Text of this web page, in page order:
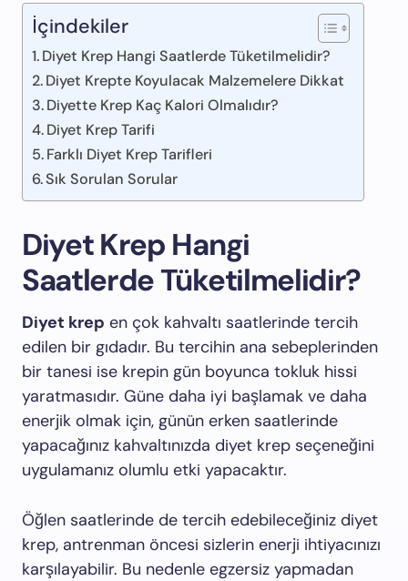
İçindekiler
Diyet Krep Hangi Saatlerde Tüketilmelidir?
Diyet Krepte Koyulacak Malzemelere Dikkat
Diyette Krep Kaç Kalori Olmalıdır?
Diyet Krep Tarifi
Farklı Diyet Krep Tarifleri
Sık Sorulan Sorular
Diyet Krep Hangi
Saatlerde Tüketilmelidir?
Diyet krep en çok kahvaltı saatlerinde tercih
edilen bir gıdadır. Bu tercihin ana sebeplerinden
bir tanesi ise krepin gün boyunca tokluk hissi
yaratmasıdır. Güne daha iyi başlamak ve daha
enerjik olmak için, günün erken saatlerinde
yapacağınız kahvaltınızda diyet krep seçeneğini
uygulamanız olumlu etki yapacaktır.
Öğlen saatlerinde de tercih edebileceğiniz diyet
krep, antrenman öncesi sizlerin enerji ihtiyacınızı
karşılayabilir. Bu nedenle egzersiz yapmadan